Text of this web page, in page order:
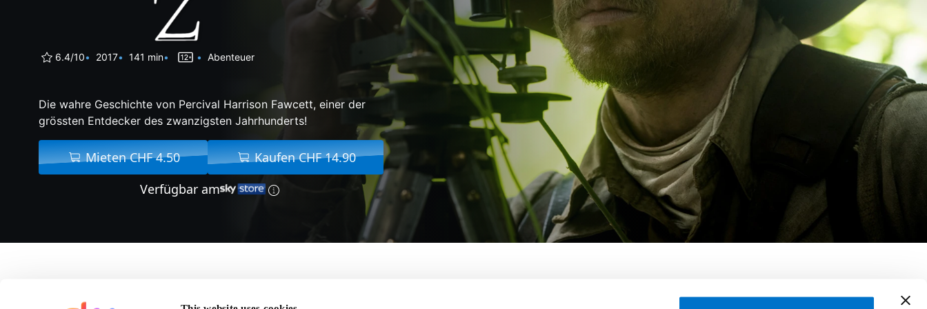
6.4/10 2017 141 min Abenteuer
Die wahre Geschichte von Percival Harrison Fawcett, einer der
grössten Entdecker des zwanzigsten Jahrhunderts!
Mieten CHF 4.50
Kaufen CHF 14.90
Verfügbar am